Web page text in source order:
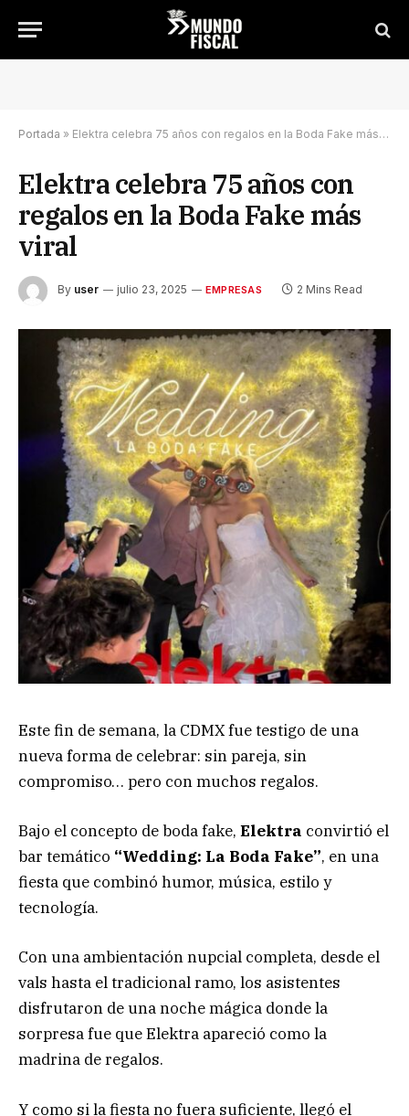
Portada » Elektra celebra 75 años con regalos en la Boda Fake más viral
Elektra celebra 75 años con
regalos en la Boda Fake más
viral
By user julio 23, 2025 EMPRESAS 2 Mins Read
Este fin de semana, la CDMX fue testigo de una
nueva forma de celebrar: sin pareja, sin
compromiso… pero con muchos regalos.
Bajo el concepto de boda fake, Elektra convirtió el
bar temático “Wedding: La Boda Fake”, en una
fiesta que combinó humor, música, estilo y
tecnología.
Con una ambientación nupcial completa, desde el
vals hasta el tradicional ramo, los asistentes
disfrutaron de una noche mágica donde la
sorpresa fue que Elektra apareció como la
madrina de regalos.
Y como si la fiesta no fuera suficiente, llegó el